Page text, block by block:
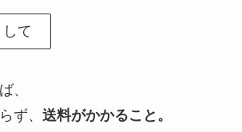
て
、
ず、 送料がかかること。